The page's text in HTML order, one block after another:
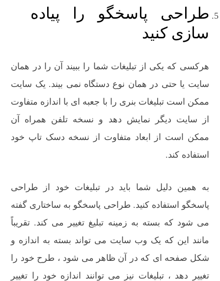
طراحی پاسخگو را پیاده
سازی کنید
هرکسی که یکی از تبلیغات شما را ببیند آن را در همان
سایت یا حتی در همان نوع دستگاه نمی بیند. یک سایت
ممکن است تبلیغات بنری را با جعبه ای با اندازه متفاوت
از سایت دیگر نمایش دهد و نسخه تلفن همراه آن
ممکن است از ابعاد متفاوت از نسخه دسک تاپ خود
استفاده کند.
به همین دلیل شما باید در تبلیغات خود از طراحی
پاسخگو استفاده کنید. طراحی پاسخگو به ساختاری گفته
می شود که بسته به زمینه تبلیغ تغییر می کند. تقریباً
مانند این که یک وب سایت می تواند بسته به اندازه و
شکل صفحه ای که در آن ظاهر می شود ، طرح خود را
تغییر دهد ، تبلیغات نیز می توانند اندازه خود را تغییر